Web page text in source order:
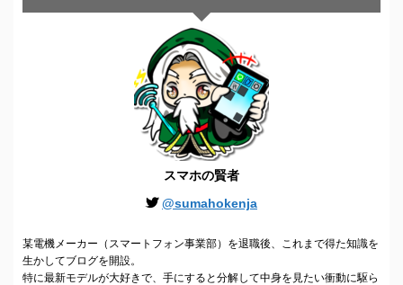
スマホの賢者
@sumahokenja
某電機メーカー（スマートフォン事業部）を退職後、これまで得た知識を
生かしてブログを開設。
特に最新モデルが大好きで、手にすると分解して中身を見たい衝動に駆ら